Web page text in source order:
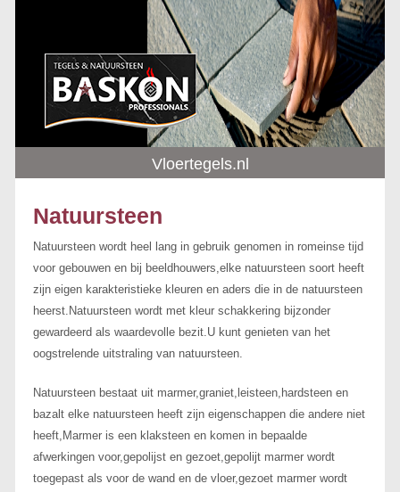
Vloertegels.nl
Natuursteen
Natuursteen wordt heel lang in gebruik genomen in romeinse tijd
voor gebouwen en bij beeldhouwers,elke natuursteen soort heeft
zijn eigen karakteristieke kleuren en aders die in de natuursteen
heerst.Natuursteen wordt met kleur schakkering bijzonder
gewardeerd als waardevolle bezit.U kunt genieten van het
oogstrelende uitstraling van natuursteen.
Natuursteen bestaat uit marmer,graniet,leisteen,hardsteen en
bazalt elke natuursteen heeft zijn eigenschappen die andere niet
heeft,Marmer is een klaksteen en komen in bepaalde
afwerkingen voor,gepolijst en gezoet,gepolijt marmer wordt
toegepast als voor de wand en de vloer,gezoet marmer wordt